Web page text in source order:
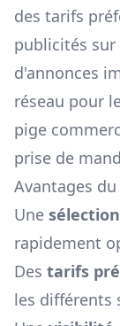
des tarifs
publicités
d'annonces
réseau pour
pige
prise de
Avantages
Une
rapidement
Des tarifs
les différents